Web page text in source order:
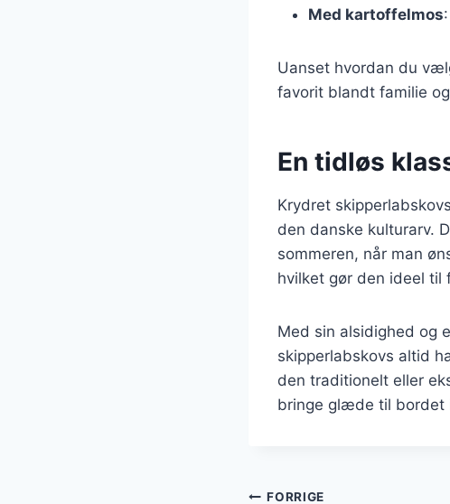
Med kartoffelmos
Uanset hvordan du
favorit blandt familie
En tidløs
Krydret
den danske kulturarv.
sommeren, når man
hvilket gør den ideel til
Med sin alsidighed og
skipperlabskovs altid
den traditionelt eller
bringe glæde til bordet
FORRIGE